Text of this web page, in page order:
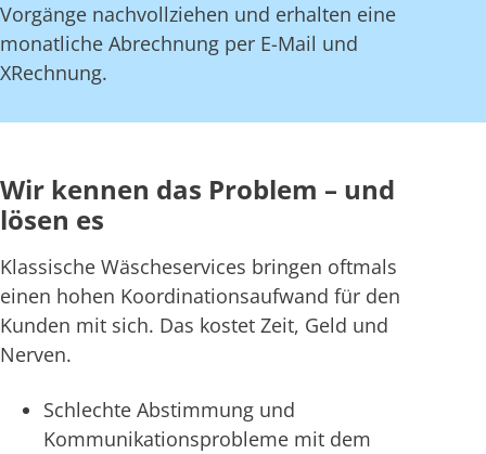
Vorgänge nachvollziehen und erhalten eine
monatliche Abrechnung per E-Mail und
XRechnung.
Wir kennen das Problem – und
lösen es
Klassische Wäscheservices bringen oftmals
einen hohen Koordinationsaufwand für den
Kunden mit sich. Das kostet Zeit, Geld und
Nerven.
Schlechte Abstimmung und
Kommunikationsprobleme mit dem